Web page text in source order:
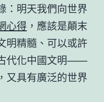
：明天我們向世界
心得 ，應該是顛末
明精髓、可以或許
代化中國文明——
又具有廣泛的世界